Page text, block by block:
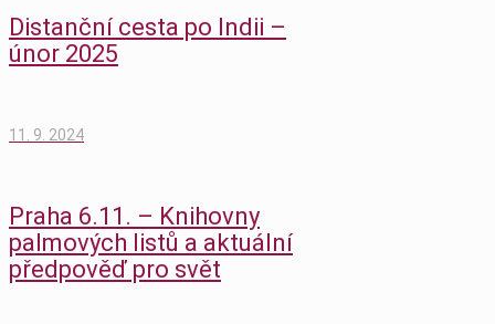
Distanční cesta po Indii –
únor 2025
11. 9. 2024
Praha 6.11. – Knihovny
palmových listů a aktuální
předpověď pro svět